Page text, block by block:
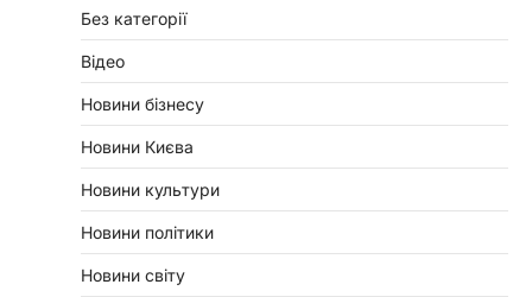
Без категорії
Відео
Новини бізнесу
Новини Києва
Новини культури
Новини політики
Новини світу